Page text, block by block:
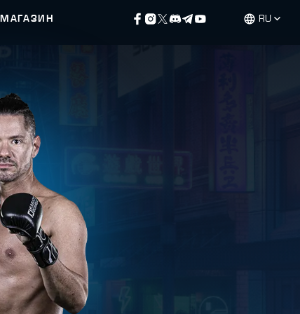
RU
МАГАЗИН